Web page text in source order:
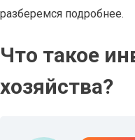
разберемся подробнее.
Что такое
хозяйства?